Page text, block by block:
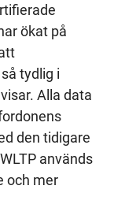
ökat på
tydlig i
Alla data
den tidigare
används
och mer